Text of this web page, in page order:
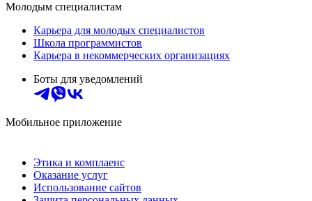
Молодым специалистам
Карьера для молодых специалистов
Школа программистов
Карьера в некоммерческих организациях
Боты для уведомлений
Мобильное приложение
Этика и комплаенс
Оказание услуг
Использование сайтов